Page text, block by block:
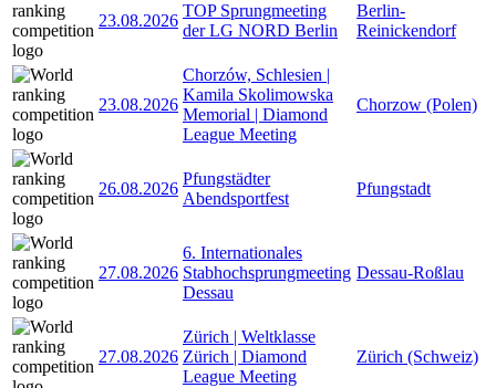
23.08.2026
TOP Sprungmeeting
der LG NORD Berlin
Berlin-
Reinickendorf
23.08.2026
Chorzów, Schlesien |
Kamila Skolimowska
Memorial | Diamond
League Meeting
Chorzow (Polen)
26.08.2026
Pfungstädter
Abendsportfest
Pfungstadt
27.08.2026
6. Internationales
Stabhochsprungmeeting
Dessau
Dessau-Roßlau
27.08.2026
Zürich | Weltklasse
Zürich | Diamond
League Meeting
Zürich (Schweiz)